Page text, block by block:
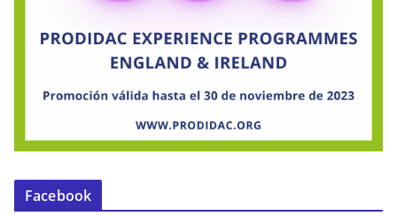
Facebook